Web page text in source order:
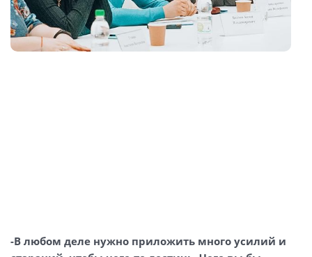
-В любом деле нужно приложить много усилий и